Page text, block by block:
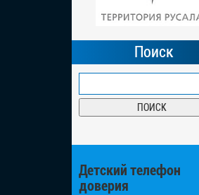
Поиск
Детский телефон
доверия